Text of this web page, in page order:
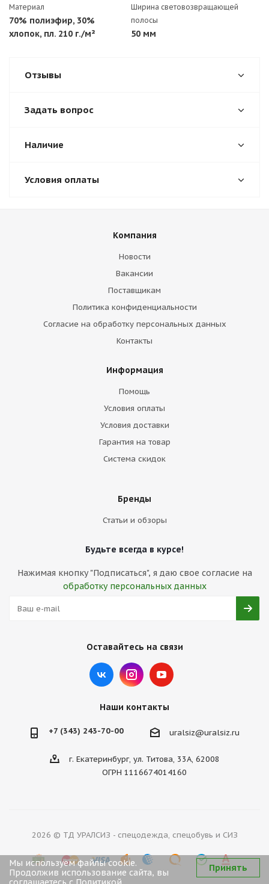
Материал
70% полиэфир, 30%
хлопок, пл. 210 г./м²
Ширина световозвращающей
полосы
50 мм
Отзывы
Задать вопрос
Наличие
Условия оплаты
Компания
Новости
Вакансии
Поставщикам
Политика конфиденциальности
Согласие на обработку персональных данных
Контакты
Информация
Помощь
Условия оплаты
Условия доставки
Гарантия на товар
Система скидок
Бренды
Статьи и обзоры
Будьте всегда в курсе!
Нажимая кнопку "Подписаться", я даю свое согласие на
обработку персональных данных
Оставайтесь на связи
Наши контакты
+7 (343) 243-70-00 uralsiz@uralsiz.ru
г. Екатеринбург, ул. Титова, 33А, 62008
ОГРН 1116674014160
2026 © ТД УРАЛСИЗ - спецодежда, спецобувь и СИЗ
Мы используем файлы cookie.
Продолжив использование сайта, вы
Принять